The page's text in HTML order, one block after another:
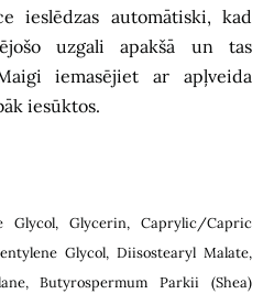
ieslēdzas automātiski, kad
uzgali apakšā un tas
iemasējiet ar apļveida
iesūktos.
Glycol, Glycerin, Caprylic/Capric
Glycol, Diisostearyl Malate,
Butyrospermum Parkii (Shea)